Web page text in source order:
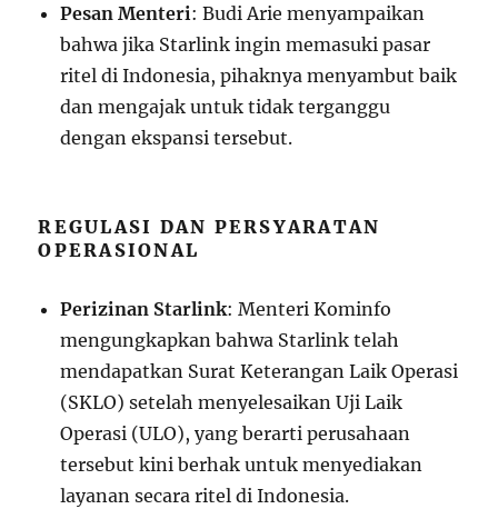
Pesan Menteri: Budi Arie menyampaikan
bahwa jika Starlink ingin memasuki pasar
ritel di Indonesia, pihaknya menyambut baik
dan mengajak untuk tidak terganggu
dengan ekspansi tersebut.
REGULASI DAN PERSYARATAN
OPERASIONAL
Perizinan Starlink: Menteri Kominfo
mengungkapkan bahwa Starlink telah
mendapatkan Surat Keterangan Laik Operasi
(SKLO) setelah menyelesaikan Uji Laik
Operasi (ULO), yang berarti perusahaan
tersebut kini berhak untuk menyediakan
layanan secara ritel di Indonesia.